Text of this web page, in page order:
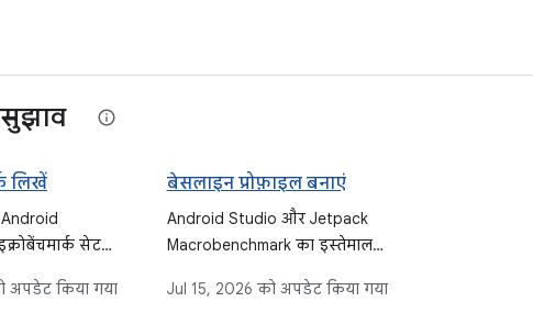
लिखें
सेट
दी गई है.
अपडेट किया गया
बेसलाइन प्रोफ़ाइल बनाएं
Android Studio और Jetpack
Macrobenchmark का इस्तेमाल
रनटाइम की परफ़ॉर्मेंस को बेहतर
Jul 15, 2026 को अपडेट किया गया